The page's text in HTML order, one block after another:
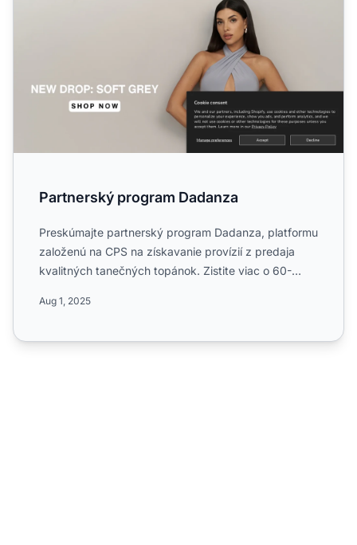
Partnerský program Dadanza
Preskúmajte partnerský program Dadanza, platformu
založenú na CPS na získavanie provízií z predaja
kvalitných tanečných topánok. Zistite viac o 60-
Aug 1, 2025